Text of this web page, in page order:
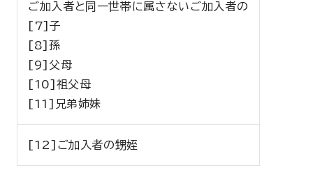
ご加入者と同一世帯に属さないご加入者の
[7]子
[8]孫
[9]父母
[10]祖父母
[11]兄弟姉妹
[12]ご加入者の甥姪